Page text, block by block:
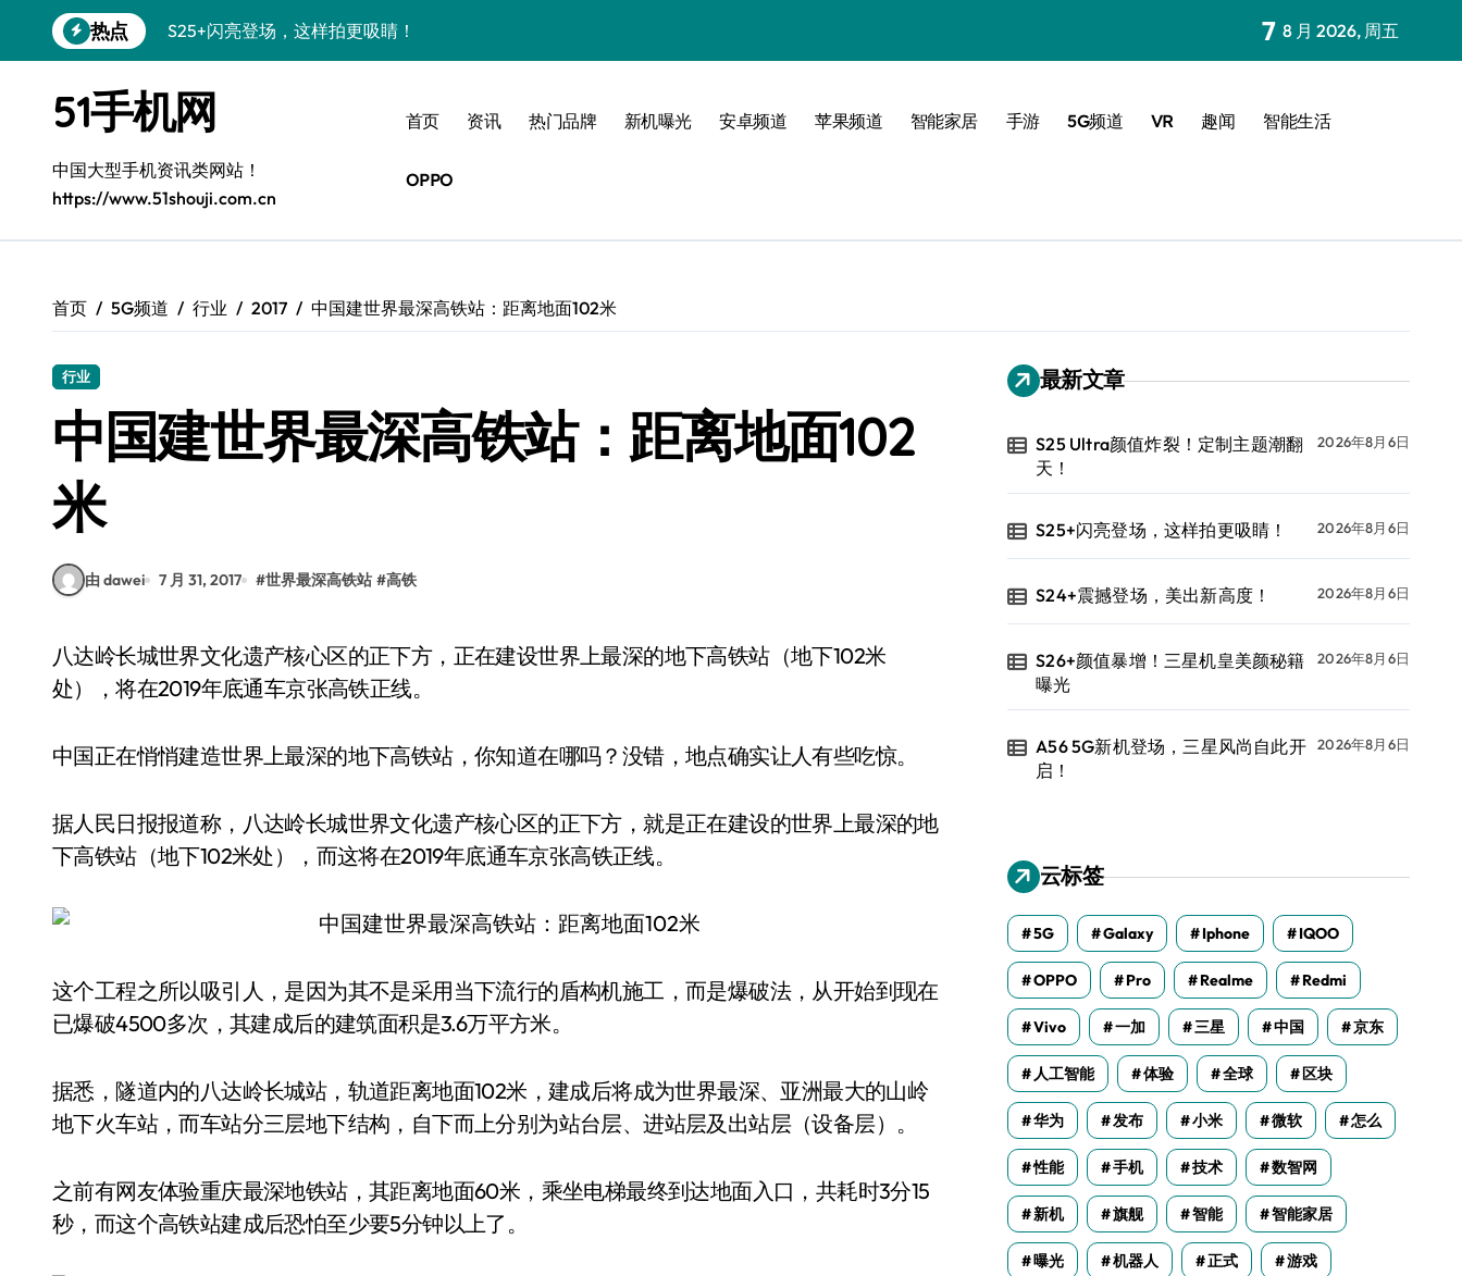
到
热点
S25+闪亮登场，这样拍更吸睛！
S26+颜值暴增！三星机皇美颜秘籍曝光
A56 5G新机登场，三星风尚自此开启！
三星S26上手秒变个性神器！
S25美化秘籍：个性定制，炫酷随心！
Galaxy C55 5G登场，美学新纪元！
S25 Ultra颜值炸裂！定制主题潮翻天！
7 8 月 2026, 周五
51手机网
中国大型手机资讯类网站！
https://www.51shouji.com.cn
首页 资讯 热门品牌 新机曝光 安卓频道 苹果频道 智能家居 手游 5G频道 VR 趣闻 智能生活
OPPO
首页 5G频道 行业 2017 中国建世界最深高铁站：距离地面102米
行业
中国建世界最深高铁站：距离地面102
米
由 dawei 7 月 31, 2017 #世界最深高铁站 #高铁
八达岭长城世界文化遗产核心区的正下方，正在建设世界上最深的地下高铁站（地下102米
处），将在2019年底通车京张高铁正线。
中国正在悄悄建造世界上最深的地下高铁站，你知道在哪吗？没错，地点确实让人有些吃惊。
据人民日报报道称，八达岭长城世界文化遗产核心区的正下方，就是正在建设的世界上最深的地
下高铁站（地下102米处），而这将在2019年底通车京张高铁正线。
这个工程之所以吸引人，是因为其不是采用当下流行的盾构机施工，而是爆破法，从开始到现在
已爆破4500多次，其建成后的建筑面积是3.6万平方米。
据悉，隧道内的八达岭长城站，轨道距离地面102米，建成后将成为世界最深、亚洲最大的山岭
地下火车站，而车站分三层地下结构，自下而上分别为站台层、进站层及出站层（设备层）。
之前有网友体验重庆最深地铁站，其距离地面60米，乘坐电梯最终到达地面入口，共耗时3分15
秒，而这个高铁站建成后恐怕至少要5分钟以上了。
最新文章
S25 Ultra颜值炸裂！定制主题潮翻
天！
2026年8月6日
S25+闪亮登场，这样拍更吸睛！ 2026年8月6日
S24+震撼登场，美出新高度！ 2026年8月6日
S26+颜值暴增！三星机皇美颜秘籍
曝光
2026年8月6日
A56 5G新机登场，三星风尚自此开
启！
2026年8月6日
云标签
5G Galaxy Iphone IQOO
OPPO Pro Realme Redmi
Vivo 一加 三星 中国 京东
人工智能 体验 全球 区块
华为 发布 小米 微软 怎么
性能 手机 技术 数智网
新机 旗舰 智能 智能家居
曝光 机器人 正式 游戏